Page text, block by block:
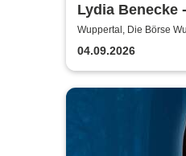
Lydia Benecke
Hochstapelei,
Gaslighting
Wuppertal, Die Börse
04.09.2026